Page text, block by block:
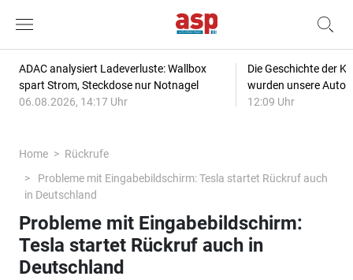
ADAC analysiert Ladeverluste: Wallbox
spart Strom, Steckdose nur Notnagel
06.08.2026, 14:17 Uhr
Die Geschichte der
wurden unsere
12:09 Uhr
Home
Rückrufe
Probleme mit Eingabebildschirm: Tesla startet Rückruf auch
in Deutschland
Probleme mit Eingabebildschirm:
Tesla startet Rückruf auch in
Deutschland